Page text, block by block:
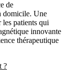
de
domicile. Une
patients qui
innovante
thérapeutique
?